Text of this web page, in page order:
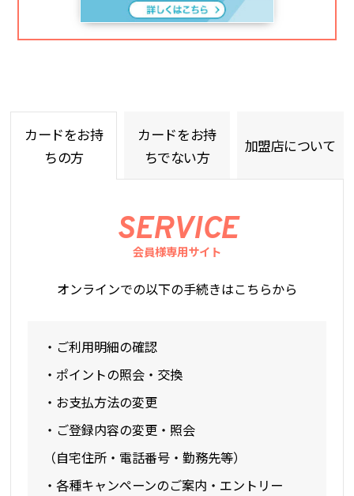
カードをお持
ちの方
カードをお持
ちでない方
加盟店について
SERVICE
会員様専用サイト
オンラインでの以下の手続きはこちらから
・ご利用明細の確認
・ポイントの照会・交換
・お支払方法の変更
・ご登録内容の変更・照会
（自宅住所・電話番号・勤務先等）
・各種キャンペーンのご案内・エントリー